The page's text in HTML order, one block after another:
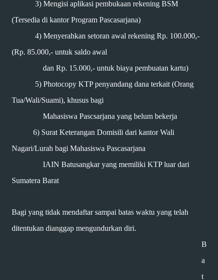
3) Mengisi aplikasi pembukaan rekening BSM
(Tersedia di kantor Program Pascasarjana)
4) Menyerahkan setoran awal rekening Rp. 100.000,-
(Rp. 85.000,- untuk saldo awal
dan Rp. 15.000,- untuk biaya pembuatan kartu)
5) Photocopy KTP penyandang dana terkait (Orang
Tua/Wali/Suami), khusus bagi
Mahasiswa Pascsarjana yang belum bekerja
6) Surat Keterangan Domisili dari kantor Wali
Nagari/Lurah bagi Mahasiswa Pascasarjana
IAIN Batusangkar yang memiliki KTP luar dari
Sumatera Barat
Bagi yang tidak mendaftar sampai batas waktu yang telah
ditentukan dianggap mengundurkan diri.
B
a
t